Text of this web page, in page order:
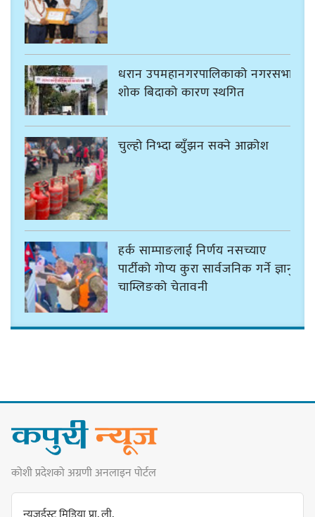
धरान उपमहानगरपालिकाको नगरसभा
शोक बिदाको कारण स्थगित
चुल्हो निभ्दा ब्युँझन सक्ने आक्रोश
हर्क साम्पाङलाई निर्णय नसच्याए
पार्टीको गोप्य कुरा सार्वजनिक गर्ने ज्ञानु
चाम्लिङको चेतावनी
नयाँ सेउती पूल नजिक दुर्घटनाको
जोखिमको ट्राफिक सचेतना गराउँदै
सिलाम साक्मा
कोशी प्रदेशको अग्रणी अनलाइन पोर्टल